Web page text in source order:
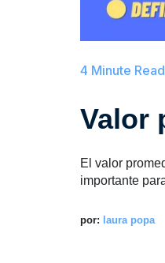
Valor
El valor
importante
por: laura popa